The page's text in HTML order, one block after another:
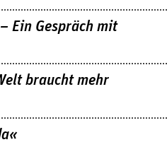
Ein Gespräch mit
braucht mehr